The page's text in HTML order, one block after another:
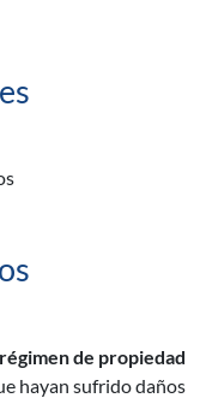
de propiedad
hayan sufrido daños